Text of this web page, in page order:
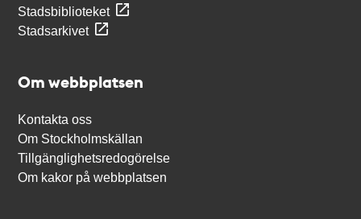
Stadsbiblioteket
Stadsarkivet
Om webbplatsen
Kontakta oss
Om Stockholmskällan
Tillgänglighetsredogörelse
Om kakor på webbplatsen